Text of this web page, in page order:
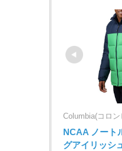
Columbia(コロン
NCAA ノート
グアイリッシ